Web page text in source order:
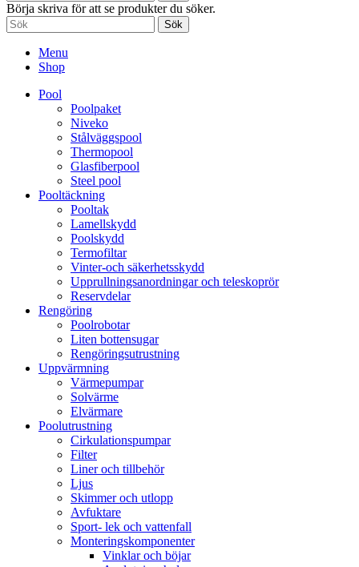
Börja skriva för att se produkter du söker.
Sök
Menu
Shop
Pool
Poolpaket
Niveko
Stålväggspool
Thermopool
Glasfiberpool
Steel pool
Pooltäckning
Pooltak
Lamellskydd
Poolskydd
Termofiltar
Vinter-och säkerhetsskydd
Upprullningsanordningar och teleskoprör
Reservdelar
Rengöring
Poolrobotar
Liten bottensugar
Rengöringsutrustning
Uppvärmning
Värmepumpar
Solvärme
Elvärmare
Poolutrustning
Cirkulationspumpar
Filter
Liner och tillbehör
Ljus
Skimmer och utlopp
Avfuktare
Sport- lek och vattenfall
Monteringskomponenter
Vinklar och böjar